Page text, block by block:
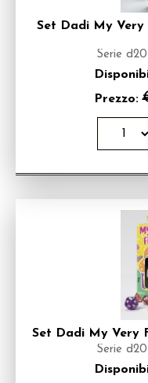
Set Dadi My Very
Serie
Prezzo:
Set Dadi My Very
Serie